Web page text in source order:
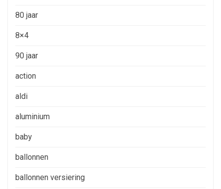
80 jaar
8×4
90 jaar
action
aldi
aluminium
baby
ballonnen
ballonnen versiering